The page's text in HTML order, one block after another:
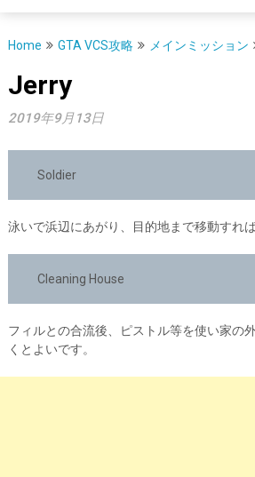
Home GTA VCS攻略 メインミッション
Jerry
2019年9月13日
Soldier
泳いで浜辺にあがり、目的地まで移動すれ
Cleaning House
フィルとの合流後、ピストル等を使い家の
くとよいです。